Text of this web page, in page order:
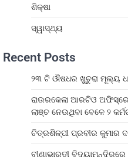
ଶିକ୍ଷା
ସ୍ୱାସ୍ଥ୍ୟ
Recent Posts
୨୩ ଟି ଔଷଧର ଖୁଚୁରା ମୂଲ୍ୟ
ରାଉରକେଲା ଆରଟିଓ ଅଫିସ୍‌ରେ
ଲାଞ୍ଚ ନେଉଥିବା ବେଳେ ୨
ଚିତ୍ରଶିଳ୍ପୀ ପ୍ରବୀର କୁମାର
ବୀଣାଭାରତୀ ବିଦ୍ୟାମନ୍ଦିରରେ